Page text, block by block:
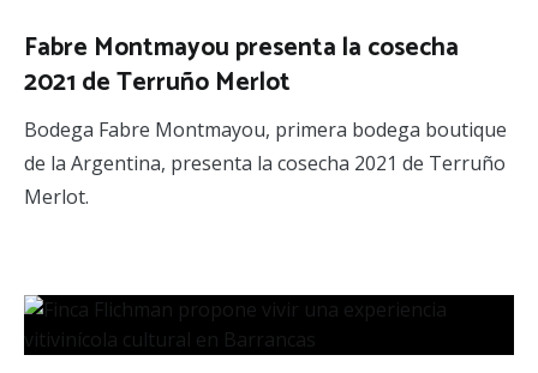
Fabre Montmayou presenta la cosecha
2021 de Terruño Merlot
Bodega Fabre Montmayou, primera bodega boutique
de la Argentina, presenta la cosecha 2021 de Terruño
Merlot.